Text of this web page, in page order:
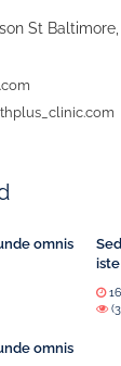
St
omnis
omnis